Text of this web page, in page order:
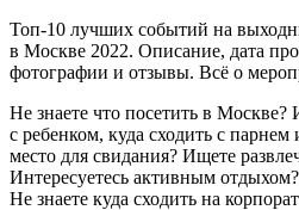
Топ-10 лучших событий на
в Москве 2022. Описание, дата
фотографии и отзывы. Всё о
Не знаете что посетить в Москве?
с ребенком, куда сходить с
место для свидания? Ищете
Интересуетесь активным
Не знаете куда сходить на